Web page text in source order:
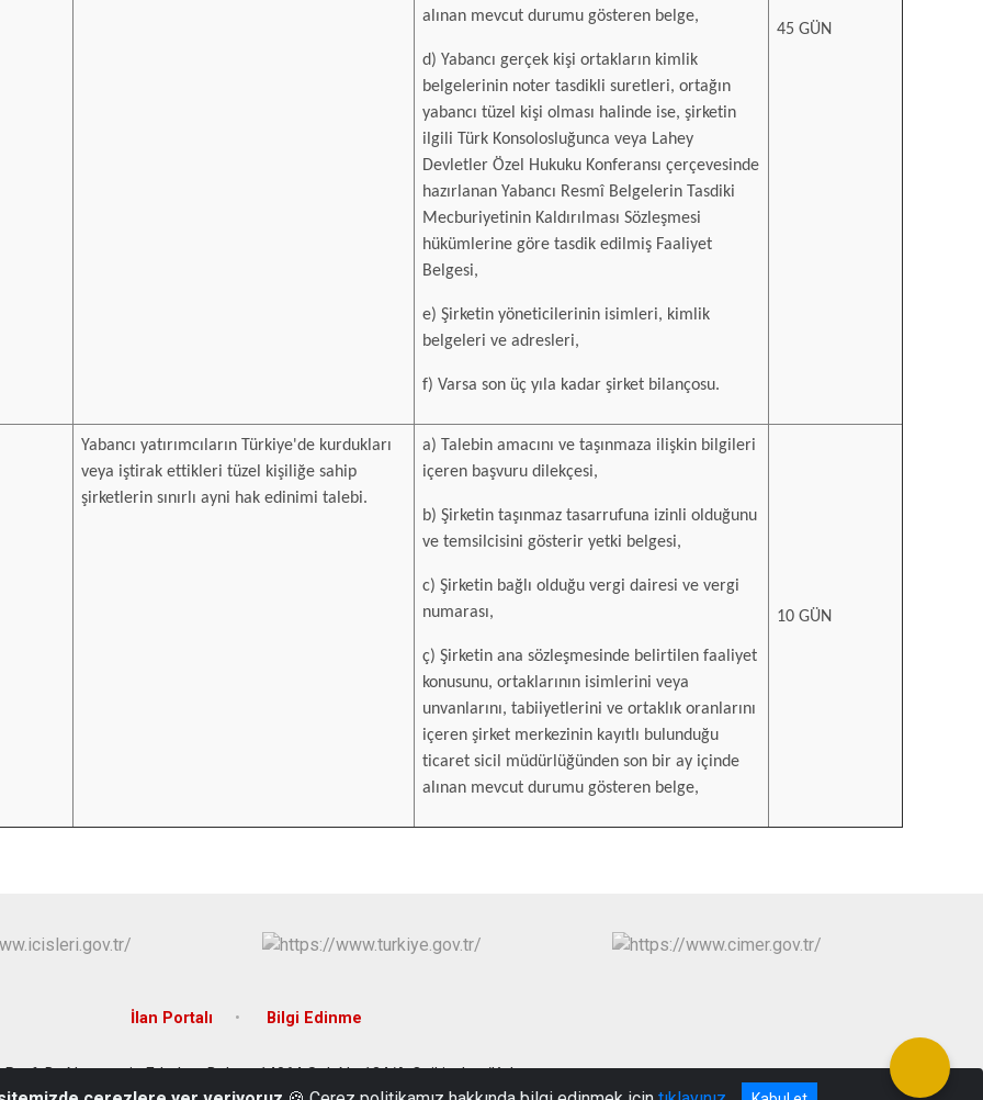
alınan mevcut durumu gösteren belge,
d) Yabancı gerçek kişi ortakların kimlik
belgelerinin noter tasdikli suretleri, ortağın
yabancı tüzel kişi olması halinde ise, şirketin
ilgili Türk Konsolosluğunca veya Lahey
Devletler Özel Hukuku Konferansı çerçevesinde
hazırlanan Yabancı Resmî Belgelerin Tasdiki
Mecburiyetinin Kaldırılması Sözleşmesi
hükümlerine göre tasdik edilmiş Faaliyet
Belgesi,
e) Şirketin yöneticilerinin isimleri, kimlik
belgeleri ve adresleri,
f) Varsa son üç yıla kadar şirket bilançosu.
45 GÜN
Yabancı yatırımcıların Türkiye'de kurdukları
veya iştirak ettikleri tüzel kişiliğe sahip
şirketlerin sınırlı ayni hak edinimi talebi.
a) Talebin amacını ve taşınmaza ilişkin bilgileri
içeren başvuru dilekçesi,
b) Şirketin taşınmaz tasarrufuna izinli olduğunu
ve temsilcisini gösterir yetki belgesi,
c) Şirketin bağlı olduğu vergi dairesi ve vergi
numarası,
ç) Şirketin ana sözleşmesinde belirtilen faaliyet
konusunu, ortaklarının isimlerini veya
unvanlarını, tabiiyetlerini ve ortaklık oranlarını
içeren şirket merkezinin kayıtlı bulunduğu
ticaret sicil müdürlüğünden son bir ay içinde
alınan mevcut durumu gösteren belge,
10 GÜN
İlan Portalı Bilgi Edinme
Prof. Dr. Necmettin Erbakan Bulvarı 14064 Sok No:134/A Onikişubat/Kahramanmaraş